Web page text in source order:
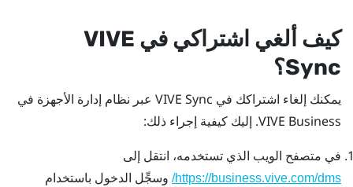
كيف ألغي اشتراكي في VIVE
Sync؟
يمكنك إلغاء اشتراكك في VIVE Sync عبر نظام إدارة الأجهزة في
VIVE Business. إليك كيفية إجراء ذلك:
في متصفح الويب الذي تستخدمه، انتقل إلى
https://business.vive.com/dms/ وسجِّل الدخول باستخدام